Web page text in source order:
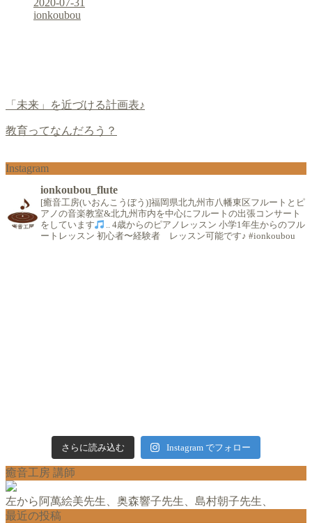
2020-07-31
ionkoubou
「未来」を近づける計画表♪
教育ってなんだろう？
Instagram
ionkoubou_flute
[癒音工房(いおんこうぼう)]福岡県北九州市八幡東区フルートとピ
アノの音楽教室&北九州市内を中心にフルートの出張コンサート
をしています
.. 4歳からのピアノレッスン 小学1年生からのフル
ートレッスン 初心者〜経験者 レッスン可能です♪ #ionkoubou
さらに読み込む Instagram でフォロー
癒音工房 講師
左から阿萬絵美先生、奥森響子先生、島村朝子先生、
最近の投稿